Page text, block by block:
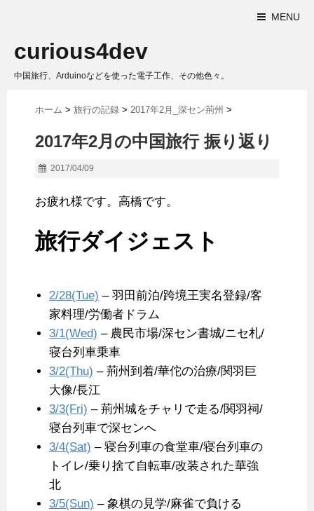
MENU
curious4dev
中国旅行、Arduinoなどを使った電子工作、その他色々。
ホーム > 旅行の記録 > 2017年2月_深セン荊州 >
2017年2月の中国旅行 振り返り
2017/04/09
お疲れ様です。高橋です。
旅行ダイジェスト
2/28(Tue) – 羽田前泊/跨境王実名登録/客
家料理/労働者ドラム
3/1(Wed) – 農民市場/深セン書城/ニセ札/
寝台列車乗車
3/2(Thu) – 荊州到着/華佗の治療/関羽巨
大像/長江
3/3(Fri) – 荊州城をチャリで走る/関羽祠/
寝台列車で深センへ
3/4(Sat) – 寝台列車の食堂車/寝台列車の
トイレ/乗り捨て自転車/改装された華強
北
3/5(Sun) – 象棋の見学/麻雀で負ける